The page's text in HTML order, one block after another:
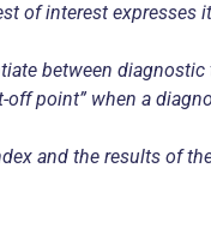
of interest expresses
between
point” when a
and the results of